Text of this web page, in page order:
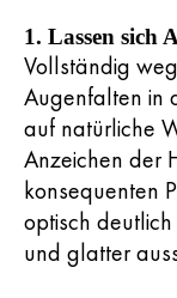
1. Lassen sich
Vollständig
Augenfalten in
auf natürliche
Anzeichen der
konsequenten
optisch
und glatter